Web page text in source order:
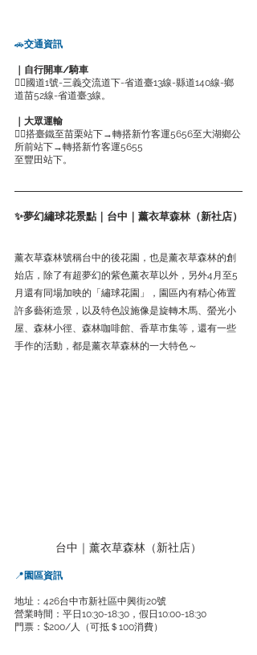
🚗交通資訊
｜自行開車/騎車
👉🏻國道1號-三義交流道下-省道臺13線-縣道140線-鄉
道苗52線-省道臺3線。
｜大眾運輸
👉🏻搭臺鐵至苗栗站下→轉搭新竹客運5656至大湖鄉公
所前站下→轉搭新竹客運5655
至豐田站下。
✨夢幻繡球花景點｜台中｜薰衣草森林（新社店）
薰衣草森林號稱台中的後花園，也是薰衣草森林的創
始店，除了有超夢幻的紫色薰衣草以外，另外4月至5
月還有同場加映的「繡球花園」，園區內有精心佈置
許多藝術造景，以及特色設施像是旋轉木馬、螢光小
屋、森林小徑、森林咖啡館、香草市集等，還有一些
手作的活動，都是薰衣草森林的一大特色～
台中｜薰衣草森林（新社店）
📍 園區資訊
地址：426台中市新社區中興街20號
營業時間：平日10:30-18:30，假日10:00-18:30
門票：$200/人（可抵＄100消費）